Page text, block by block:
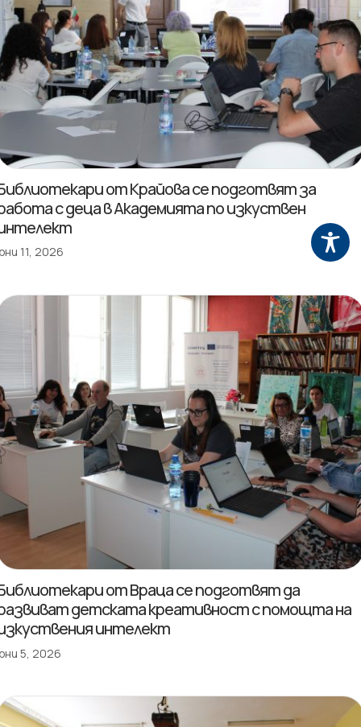
от Крайова се подготвят за
с деца в Академията по изкуствен
11, 2026
от Враца се подготвят да
детската креативност с помощта на
интелект
5, 2026